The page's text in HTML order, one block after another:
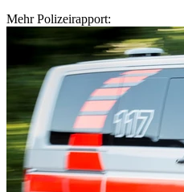
Mehr Polizeirapport: